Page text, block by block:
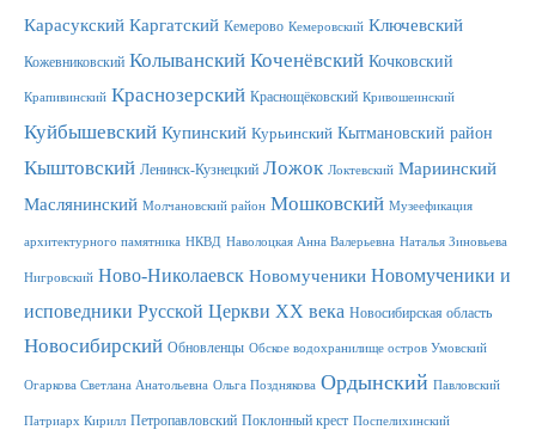
Карасукский Каргатский Кемерово Кемеровский Ключевский
Кожевниковский Колыванский Коченёвский Кочковский
Крапивинский Краснозерский Краснощёковский Кривошеинский
Куйбышевский Купинский Курьинский Кытмановский район
Кыштовский Ленинск-Кузнецкий Ложок Локтевский Мариинский
Маслянинский Молчановский район Мошковский Музеефикация
архитектурного памятника НКВД Наволоцкая Анна Валерьевна Наталья Зиновьева
Нигровский Ново-Николаевск Новомученики Новомученики и
исповедники Русской Церкви XX века Новосибирская область
Новосибирский Обновленцы Обское водохранилище остров Умовский
Огаркова Светлана Анатольевна Ольга Позднякова Ордынский Павловский
Патриарх Кирилл Петропавловский Поклонный крест Поспелихинский